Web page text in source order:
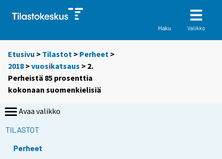
Haku Valikko
Etusivu > Tilastot > Perheet >
2018 >vuosikatsaus > 2.
Perheistä 85 prosenttia
kokonaan suomenkielisiä
Avaa valikko
TILASTOT
Perheet